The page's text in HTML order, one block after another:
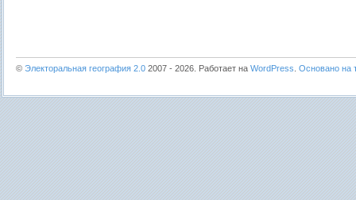
© Электоральная география 2.0 2007 - 2026. Работает на WordPress Основано на